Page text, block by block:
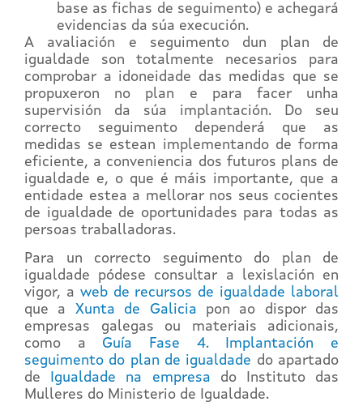
base as fichas de seguimento) e achegará
evidencias da súa execución.
A avaliación e seguimento dun plan de
igualdade son totalmente necesarios para
comprobar a idoneidade das medidas que se
propuxeron no plan e para facer unha
supervisión da súa implantación. Do seu
correcto seguimento dependerá que as
medidas se estean implementando de forma
eficiente, a conveniencia dos futuros plans de
igualdade e, o que é máis importante, que a
entidade estea a mellorar nos seus cocientes
de igualdade de oportunidades para todas as
persoas traballadoras.
Para un correcto seguimento do plan de
igualdade pódese consultar a lexislación en
vigor, a web de recursos de igualdade laboral
que a Xunta de Galicia pon ao dispor das
empresas galegas ou materiais adicionais,
como a Guía Fase 4. Implantación e
seguimento do plan de igualdade do apartado
de
Igualdade na empresa do Instituto das
Mulleres do Ministerio de Igualdade.